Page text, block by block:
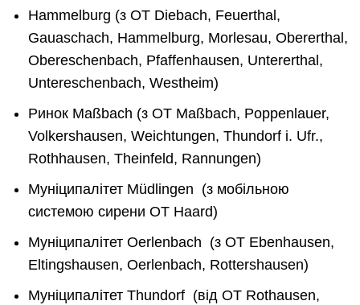
Hammelburg (з OT Diebach, Feuerthal,
Gauaschach, Hammelburg, Morlesau, Obererthal,
Obereschenbach, Pfaffenhausen, Untererthal,
Untereschenbach, Westheim)
Ринок Maßbach (з OT Maßbach, Poppenlauer,
Volkershausen, Weichtungen, Thundorf i. Ufr.,
Rothhausen, Theinfeld, Rannungen)
Муніципалітет Müdlingen (з мобільною
системою сирени OT Haard)
Муніципалітет Oerlenbach (з OT Ebenhausen,
Eltingshausen, Oerlenbach, Rottershausen)
Муніципалітет Thundorf (від OT Rothausen,